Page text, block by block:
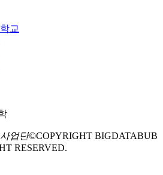
업단©COPYRIGHT BIGDATABUB
RESERVED.